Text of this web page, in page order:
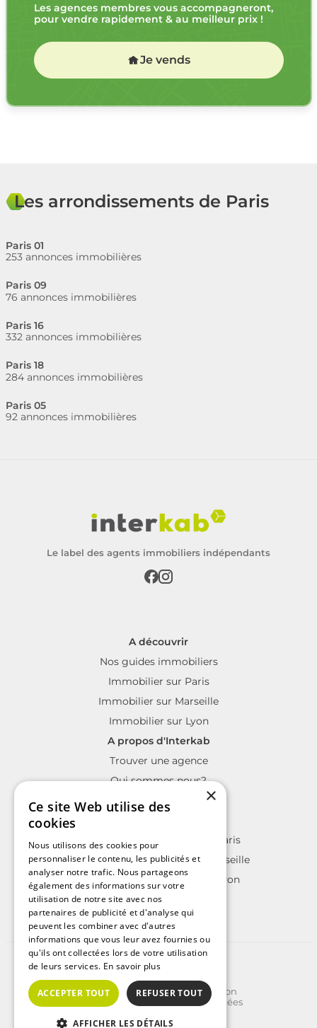
Les agences membres vous accompagneront,
pour vendre rapidement & au meilleur prix !
Je vends
Carte
Les arrondissements de Paris
Paris 01
253 annonces immobilières
Paris 09
76 annonces immobilières
Paris 16
332 annonces immobilières
Paris 18
284 annonces immobilières
Paris 05
92 annonces immobilières
Le label des agents immobiliers indépendants
A découvrir
Nos guides immobiliers
Immobilier sur Paris
Immobilier sur Marseille
Immobilier sur Lyon
A propos d'Interkab
Trouver une agence
Qui sommes nous?
La charte Interkab
Annonces immobilières sur Paris
Annonces immobilières sur Marseille
Annonces immobilières sur Lyon
©2025 | Tous droits réservés
Plan du site
Conditions Générales d'Utilisation
Politique de protection des données
Crédits
×
Ce site Web utilise des
cookies
Nous utilisons des cookies pour
personnaliser le contenu, les publicités et
analyser notre trafic. Nous partageons
également des informations sur votre
utilisation de notre site avec nos
partenaires de publicité et d'analyse qui
peuvent les combiner avec d'autres
informations que vous leur avez fournies ou
qu'ils ont collectées lors de votre utilisation
de leurs services. En savoir plus
ACCEPTER TOUT REFUSER TOUT
AFFICHER LES DÉTAILS